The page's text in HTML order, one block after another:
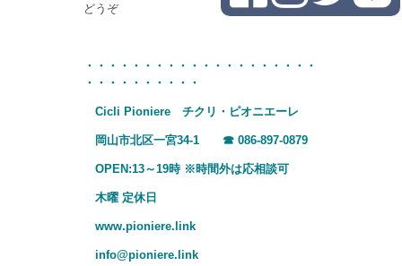
どうぞ
・・・・・・・・・・・・・・・・・・・・
・・・・・・・・・・
Cicli Pioniere チクリ・ピオニエーレ
岡山市北区一宮34-1 ☎ 086-897-0879
OPEN:13～19時 ※時間外は応相談可
木曜 定休日
www.pioniere.link
info@pioniere.link